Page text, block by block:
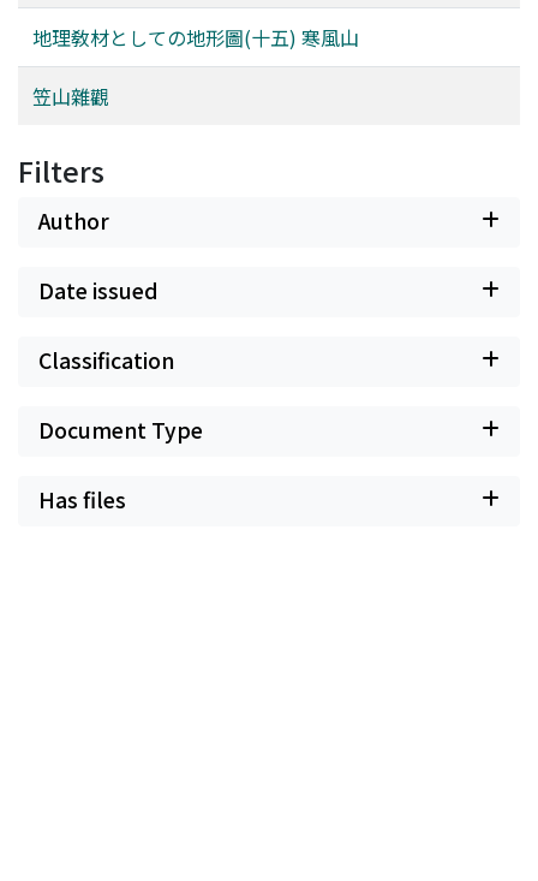
地理敎材としての地形圖(十五) 寒風山
笠山雜觀
Filters
Author
Date issued
Classification
Document Type
Has files